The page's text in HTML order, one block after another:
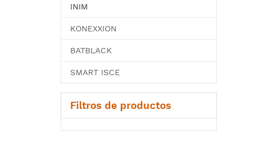
INIM
KONEXXION
BATBLACK
SMART ISCE
Filtros de productos